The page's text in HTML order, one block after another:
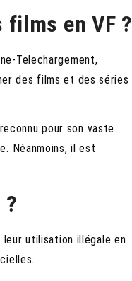
en VF ?
Telechargement,
des films et des séries
pour son vaste
Néanmoins, il est
utilisation illégale en